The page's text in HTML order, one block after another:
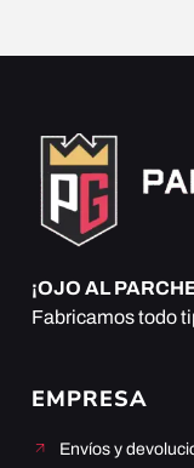
¡OJO AL
Fabricamos todo
EMPRESA
Envíos y